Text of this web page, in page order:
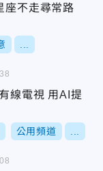
座不走尋常路
線電視 用AI提
公用頻道